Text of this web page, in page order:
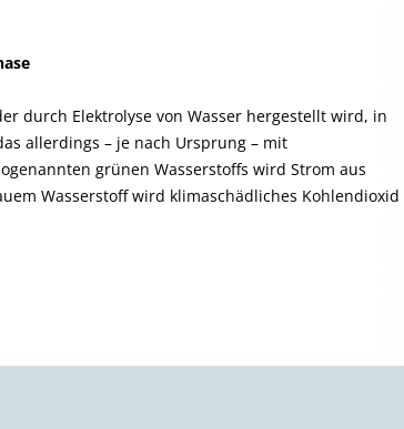
durch Elektrolyse von Wasser hergestellt wird, in
allerdings – je nach Ursprung – mit
grünen Wasserstoffs wird Strom aus
Wasserstoff wird klimaschädliches Kohlendioxid